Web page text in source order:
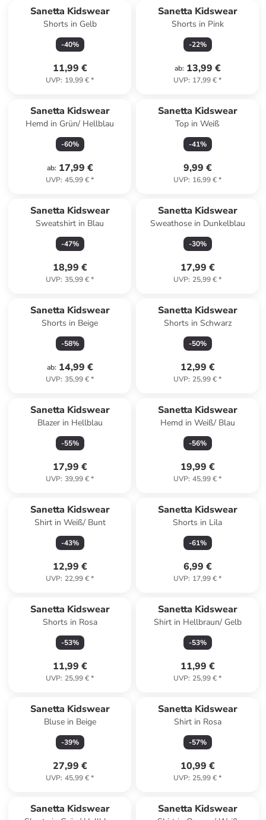
Sanetta Kidswear
Shorts in Gelb
-40%
11,99 €
UVP: 19,99 €*
Sanetta Kidswear
Shorts in Pink
-22%
ab: 13,99 €
UVP: 17,99 €*
Sanetta Kidswear
Hemd in Grün/ Hellblau
-60%
ab: 17,99 €
UVP: 45,99 €*
Sanetta Kidswear
Top in Weiß
-41%
9,99 €
UVP: 16,99 €*
Sanetta Kidswear
Sweatshirt in Blau
-47%
18,99 €
UVP: 35,99 €*
Sanetta Kidswear
Sweathose in Dunkelblau
-30%
17,99 €
UVP: 25,99 €*
Sanetta Kidswear
Shorts in Beige
-58%
ab: 14,99 €
UVP: 35,99 €*
Sanetta Kidswear
Shorts in Schwarz
-50%
12,99 €
UVP: 25,99 €*
Sanetta Kidswear
Blazer in Hellblau
-55%
17,99 €
UVP: 39,99 €*
Sanetta Kidswear
Hemd in Weiß/ Blau
-56%
19,99 €
UVP: 45,99 €*
Sanetta Kidswear
Shirt in Weiß/ Bunt
-43%
12,99 €
UVP: 22,99 €*
Sanetta Kidswear
Shorts in Lila
-61%
6,99 €
UVP: 17,99 €*
Sanetta Kidswear
Shorts in Rosa
-53%
11,99 €
UVP: 25,99 €*
Sanetta Kidswear
Shirt in Hellbraun/ Gelb
-53%
11,99 €
UVP: 25,99 €*
Sanetta Kidswear
Bluse in Beige
-39%
27,99 €
UVP: 45,99 €*
Sanetta Kidswear
Shirt in Rosa
-57%
10,99 €
UVP: 25,99 €*
Sanetta Kidswear Sanetta Kidswear